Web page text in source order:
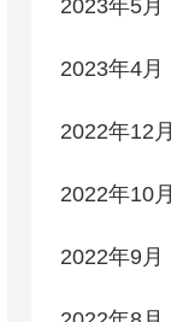
2023年5月
2023年4月
2022年12月
2022年10月
2022年9月